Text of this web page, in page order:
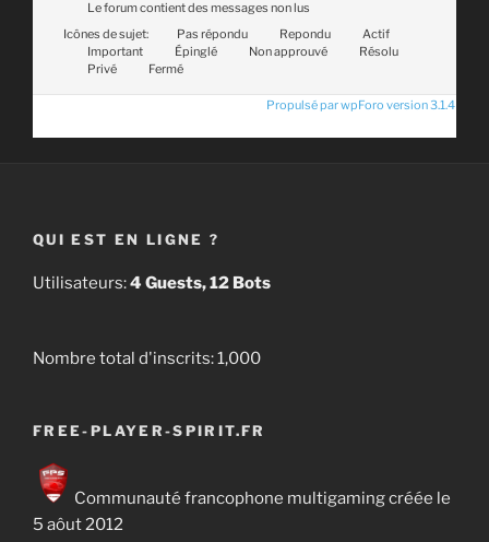
Le forum contient des messages non lus
Icônes de sujet:
Pas répondu Repondu
Actif
Important
Épinglé Non approuvé
Résolu
Privé
Fermé
Propulsé par wpForo version 3.1.4
QUI EST EN LIGNE ?
Utilisateurs:4 Guests, 12 Bots
Nombre total d'inscrits:1,000
FREE-PLAYER-SPIRIT.FR
Communauté francophone multigaming créée le
5 aôut 2012